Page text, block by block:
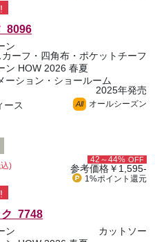
8096
ン
カーフ・四角布・ポケットチーフ
ン HOW 2026 春夏
ーション・ショールーム
2025年発売
ース
All オールシーズン
)
42～44% OFF
参考価格￥1,595-
1%ポイント 還元
ク 7748
ン
カットソー